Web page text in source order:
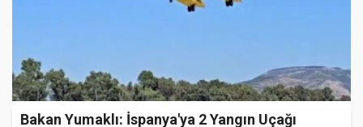
Bakan Yumaklı: İspanya'ya 2 Yangın Uçağı